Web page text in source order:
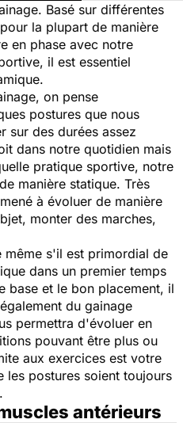
Basé sur différentes
la plupart de manière
en phase avec notre
il est essentiel
on pense
postures que nous
sur des durées assez
dans notre quotidien mais
pratique sportive, notre
manière statique. Très
à évoluer de manière
monter des marches,
même s'il est primordial de
dans un premier temps
base et le bon placement, il
du gainage
permettra d'évoluer en
pouvant être plus ou
aux exercices est votre
les postures soient toujours
antérieurs